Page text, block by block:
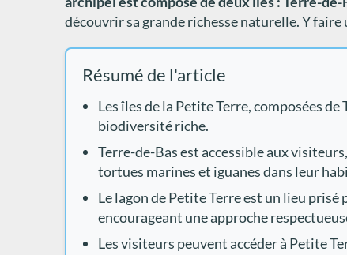
découvrir sa grande richesse naturelle. Y
Résumé de l'article
Les îles de la Petite Terre, composées
biodiversité riche.
Terre-de-Bas est accessible aux
tortues marines et iguanes dans leur
Le lagon de Petite Terre est un lieu
encourageant une approche
Les visiteurs peuvent accéder à Petite